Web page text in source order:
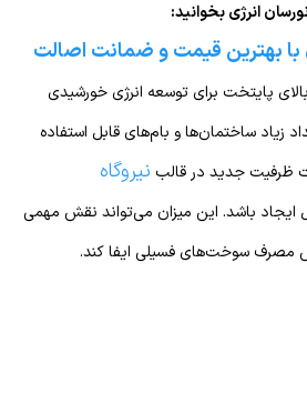
انرژی بخوانید:
بهترین قیمت و ضمانت اصالت
پایتخت برای توسعه انرژی خورشیدی
زیاد ساختمان‌ها و بام‌های قابل استفاده
نیروگاه‌
ایجاد باشد. این میزان می‌تواند نقش مهمی
مصرف سوخت‌های فسیلی ایفا کند.